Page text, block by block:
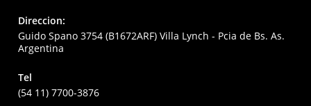
Direccion:
Guido Spano 3754 (B1672ARF) Villa Lynch - Pcia de Bs. As.
Argentina
Tel
(54 11) 7700-3876